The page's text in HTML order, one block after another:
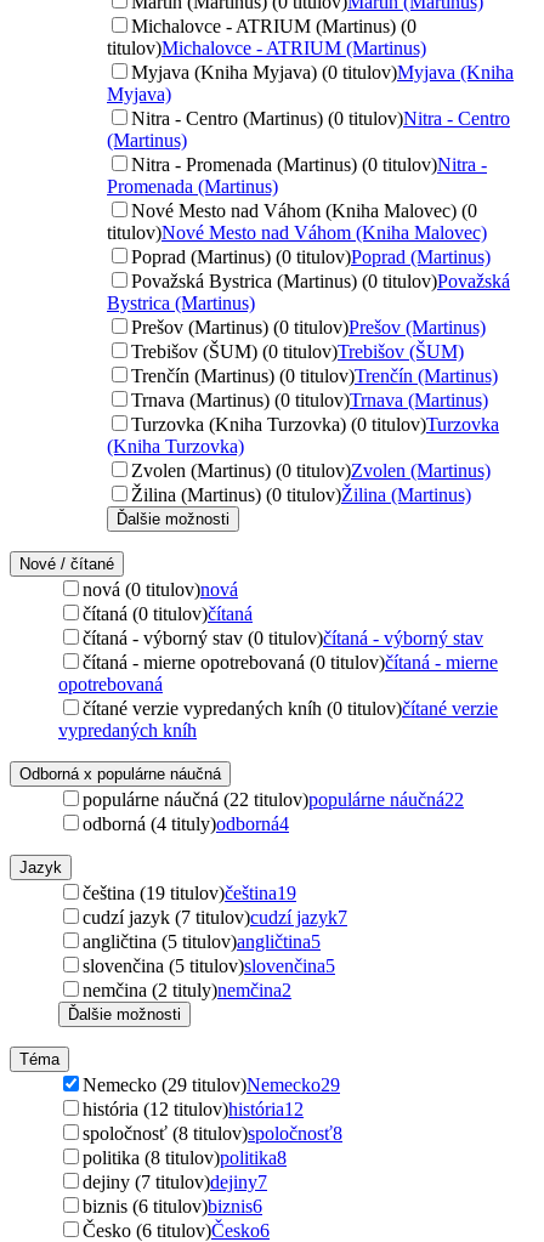
Michalovce - ATRIUM (Martinus) (0
titulov)Michalovce - ATRIUM (Martinus)
Myjava (Kniha Myjava) (0 titulov)Myjava (Kniha
Myjava)
Nitra - Centro (Martinus) (0 titulov)Nitra - Centro
(Martinus)
Nitra - Promenada (Martinus) (0 titulov)Nitra -
Promenada (Martinus)
Nové Mesto nad Váhom (Kniha Malovec) (0
titulov)Nové Mesto nad Váhom (Kniha Malovec)
Poprad (Martinus) (0 titulov)Poprad (Martinus)
Považská Bystrica (Martinus) (0 titulov)Považská
Bystrica (Martinus)
Prešov (Martinus) (0 titulov)Prešov (Martinus)
Trebišov (ŠUM) (0 titulov)Trebišov (ŠUM)
Trenčín (Martinus) (0 titulov)Trenčín (Martinus)
Trnava (Martinus) (0 titulov)Trnava (Martinus)
Turzovka (Kniha Turzovka) (0 titulov)Turzovka
(Kniha Turzovka)
Zvolen (Martinus) (0 titulov)Zvolen (Martinus)
Žilina (Martinus) (0 titulov)Žilina (Martinus)
Ďalšie možnosti
Nové / čítané
nová (0 titulov)nová
čítaná (0 titulov)čítaná
čítaná - výborný stav (0 titulov)čítaná - výborný stav
čítaná - mierne opotrebovaná (0 titulov)čítaná - mierne
opotrebovaná
čítané verzie vypredaných kníh (0 titulov)čítané verzie
vypredaných kníh
Odborná x populárne náučná
populárne náučná (22 titulov)populárne náučná22
odborná (4 tituly)odborná4
Jazyk
čeština (19 titulov)čeština19
cudzí jazyk (7 titulov)cudzí jazyk7
angličtina (5 titulov)angličtina5
slovenčina (5 titulov)slovenčina5
nemčina (2 tituly)nemčina2
Ďalšie možnosti
Téma
Nemecko (29 titulov)Nemecko29
história (12 titulov)história12
spoločnosť (8 titulov)spoločnosť8
politika (8 titulov)politika8
dejiny (7 titulov)dejiny7
biznis (6 titulov)biznis6
Česko (6 titulov)Česko6